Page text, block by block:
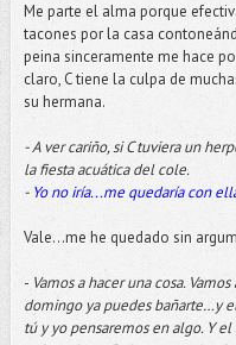
Me parte el alma porque
tacones por la casa
peina sinceramente me hace
claro, C tiene la culpa de
su hermana.
- A ver cariño, si C tuviera un
la fiesta acuática del cole.
- Yo no iría...me quedaría con
Vale...me he quedado sin
- Vamos a hacer una cosa.
domingo ya puedes bañarte…y
tú y yo pensaremos en algo. Y